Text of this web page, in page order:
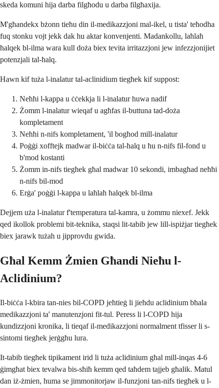
skeda komuni hija darba filgħodu u darba filgħaxija.
M'għandekx bżonn tieħu din il-medikazzjoni mal-ikel, u tista' teħodha
fuq stonku vojt jekk dak hu aktar konvenjenti. Madankollu, laħlaħ
ħalqek bl-ilma wara kull doża biex tevita irritazzjoni jew infezzjonijiet
potenzjali tal-ħalq.
Hawn kif tuża l-inalatur tal-aclinidium tiegħek kif suppost:
Neħħi l-kappa u ċċekkja li l-inalatur huwa nadif
Żomm l-inalatur wieqaf u agħfas il-buttuna tad-doża
kompletament
Neħħi n-nifs kompletament, 'il bogħod mill-inalatur
Poġġi xofftejk madwar il-biċċa tal-ħalq u ħu n-nifs fil-fond u
b'mod kostanti
Żomm in-nifs tiegħek għal madwar 10 sekondi, imbagħad neħħi
n-nifs bil-mod
Erġa' poġġi l-kappa u laħlaħ ħalqek bl-ilma
Dejjem uża l-inalatur f'temperatura tal-kamra, u żommu niexef. Jekk
qed ikollok problemi bit-teknika, staqsi lit-tabib jew lill-ispiżjar tiegħek
biex jarawk tużah u jipprovdu gwida.
Għal Kemm Żmien Għandi Nieħu l-
Aclidinium?
Il-biċċa l-kbira tan-nies bil-COPD jeħtieġ li jieħdu aclidinium bħala
medikazzjoni ta' manutenzjoni fit-tul. Peress li l-COPD hija
kundizzjoni kronika, li tieqaf il-medikazzjoni normalment tfisser li s-
sintomi tiegħek jerġgħu lura.
It-tabib tiegħek tipikament irid li tuża aclidinium għal mill-inqas 4-6
ġimgħat biex tevalwa bis-sħiħ kemm qed taħdem tajjeb għalik. Matul
dan iż-żmien, huma se jimmonitorjaw il-funzjoni tan-nifs tiegħek u l-